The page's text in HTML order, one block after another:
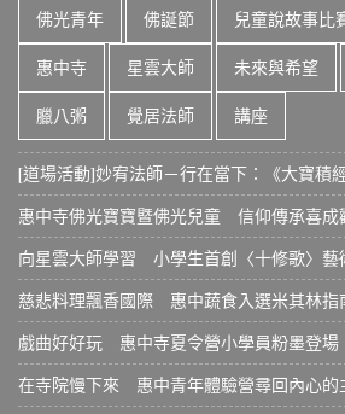
佛光青年 佛誕節 兒童說故事比
惠中寺 星雲大師 未來與希望
臘八粥 覺居法師 講座
[道場活動]妙宥法師－行在當下：《大寶積
惠中寺佛光寶寶暨佛光兒童 信仰傳承喜成
向星雲大師學習 小學生首創〈十修歌〉藝
慈悲料理飄香國際 惠中蔬食入選米其林指
戲曲好好玩 惠中寺夏令營小學員粉墨登場
在寺院慢下來 惠中青年體驗營尋回內心的